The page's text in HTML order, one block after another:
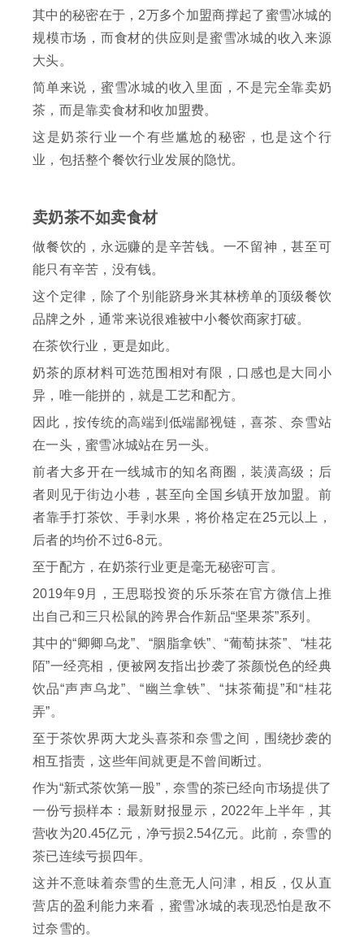
其中的秘密在于，2万多个加盟商撑起了蜜雪冰城的
规模市场，而食材的供应则是蜜雪冰城的收入来源
大头。
简单来说，蜜雪冰城的收入里面，不是完全靠卖奶
茶，而是靠卖食材和收加盟费。
这是奶茶行业一个有些尴尬的秘密，也是这个行
业，包括整个餐饮行业发展的隐忧。
卖奶茶不如卖食材
做餐饮的，永远赚的是辛苦钱。一不留神，甚至可
能只有辛苦，没有钱。
这个定律，除了个别能跻身米其林榜单的顶级餐饮
品牌之外，通常来说很难被中小餐饮商家打破。
在茶饮行业，更是如此。
奶茶的原材料可选范围相对有限，口感也是大同小
异，唯一能拼的，就是工艺和配方。
因此，按传统的高端到低端鄙视链，喜茶、奈雪站
在一头，蜜雪冰城站在另一头。
前者大多开在一线城市的知名商圈，装潢高级；后
者则见于街边小巷，甚至向全国乡镇开放加盟。前
者靠手打茶饮、手剥水果，将价格定在25元以上，
后者的均价不过6-8元。
至于配方，在奶茶行业更是毫无秘密可言。
2019年9月，王思聪投资的乐乐茶在官方微信上推
出自己和三只松鼠的跨界合作新品“坚果茶”系列。
其中的“卿卿乌龙”、“胭脂拿铁”、“葡萄抹茶”、“桂花
陌”一经亮相，便被网友指出抄袭了茶颜悦色的经典
饮品“声声乌龙”、“幽兰拿铁”、“抹茶葡提”和“桂花
弄”。
至于茶饮界两大龙头喜茶和奈雪之间，围绕抄袭的
相互指责，这些年间就更是不曾间断过。
作为“新式茶饮第一股”，奈雪的茶已经向市场提供了
一份亏损样本：最新财报显示，2022年上半年，其
营收为20.45亿元，净亏损2.54亿元。此前，奈雪的
茶已连续亏损四年。
这并不意味着奈雪的生意无人问津，相反，仅从直
营店的盈利能力来看，蜜雪冰城的表现恐怕是敌不
过奈雪的。